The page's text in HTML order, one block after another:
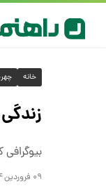
خانه
۰۹ فروردین ۱۴۰۴